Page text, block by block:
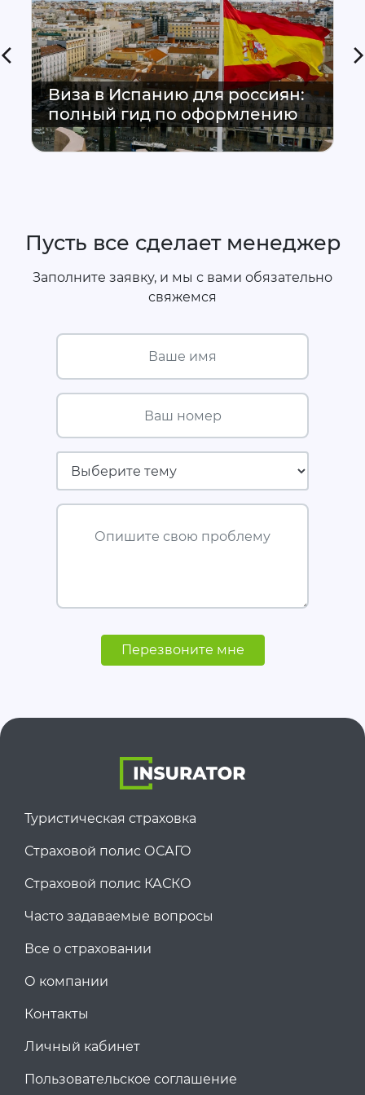
Виза в Испанию для россиян:
полный гид по оформлению
Пусть все сделает менеджер
Заполните заявку, и мы с вами обязательно
свяжемся
Ваше имя
Ваш номер
Опишите свою проблему
Перезвоните мне
Туристическая страховка
Страховой полис ОСАГО
Страховой полис КАСКО
Часто задаваемые вопросы
Все о страховании
О компании
Контакты
Личный кабинет
Пользовательское соглашение